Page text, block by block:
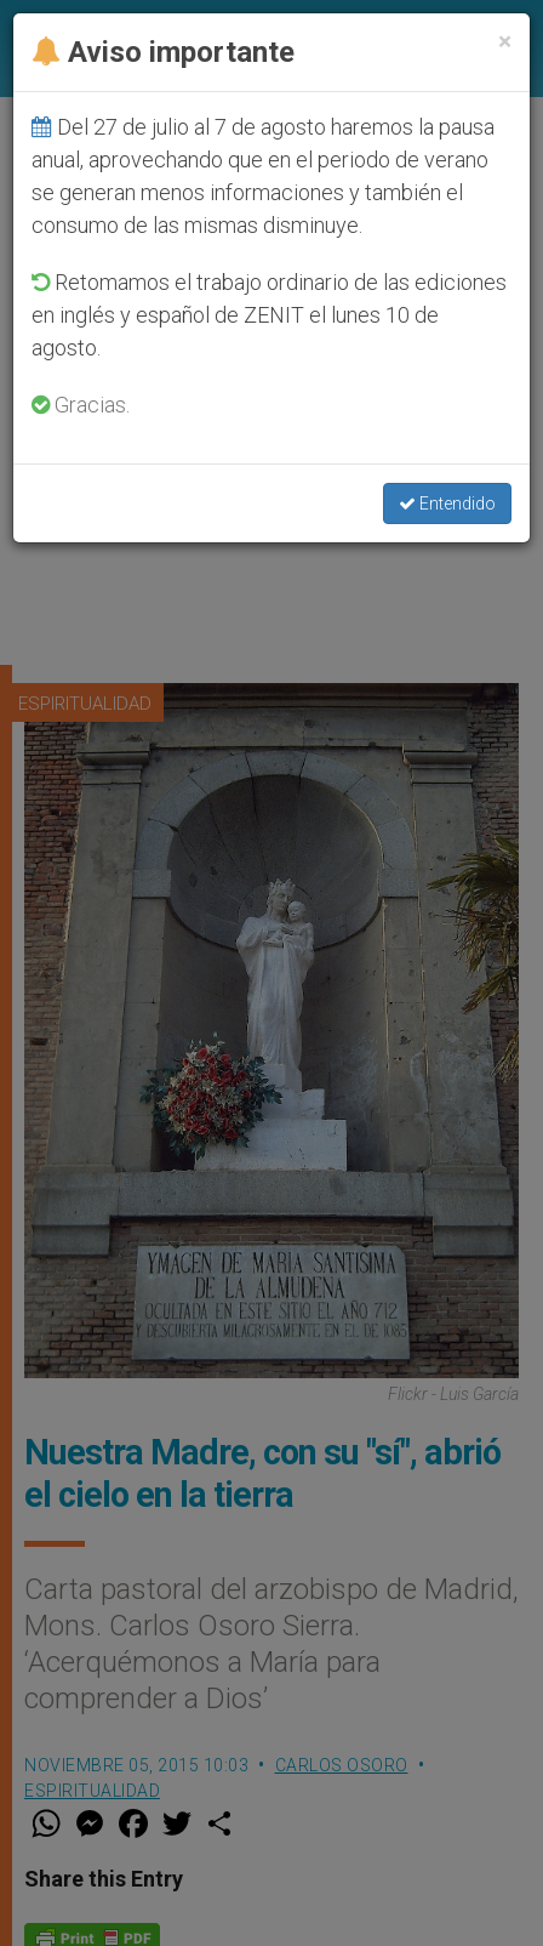
ESPIRITUALIDAD
Flickr - Luis García
Nuestra Madre, con su "sí", abrió
el cielo en la tierra
Carta pastoral del arzobispo de Madrid,
Mons. Carlos Osoro Sierra.
‘Acerquémonos a María para
comprender a Dios’
NOVIEMBRE 05, 2015 10:03
CARLOS OSORO
ESPIRITUALIDAD
W
t
s
p
M
e
s
e
g
F
a
e
b
o
w
Share this Entry
×
Aviso importante
Del 27 de julio al 7 de agosto haremos la pausa
anual, aprovechando que en el periodo de verano
se generan menos informaciones y también el
consumo de las mismas disminuye.
Retomamos el trabajo ordinario de las ediciones
en inglés y español de ZENIT el lunes 10 de
agosto.
Gracias.
Entendido